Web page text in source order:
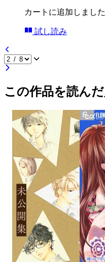
カートに追加しました
試し読み
この作品を読ん